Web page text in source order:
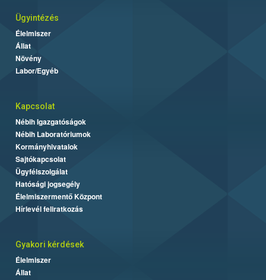
Ügyintézés
Élelmiszer
Állat
Növény
Labor/Egyéb
Kapcsolat
Nébih Igazgatóságok
Nébih Laboratóriumok
Kormányhivatalok
Sajtókapcsolat
Ügyfélszolgálat
Hatósági jogsegély
Élelmiszermentő Központ
Hírlevél feliratkozás
Gyakori kérdések
Élelmiszer
Állat